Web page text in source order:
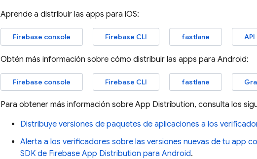
Aprende a distribuir las apps para iOS:
Firebase console Firebase CLI fastlane API
Obtén más información sobre cómo distribuir las apps para Android:
Firebase console Firebase CLI fastlane
Para obtener más información sobre App Distribution, consulta los
Distribuye versiones de paquetes de aplicaciones a los
Alerta a los verificadores sobre las versiones nuevas de tu app
SDK de Firebase App Distribution para Android.